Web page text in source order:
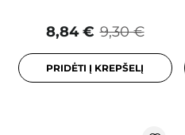
9,30 €
8,84 €
PRIDĖTI Į KREPŠELĮ